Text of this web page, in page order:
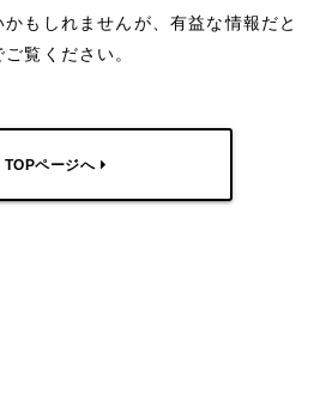
もしれませんが、有益な情報だと
覧ください。
TOPページへ